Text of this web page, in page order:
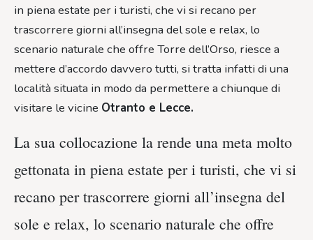
in piena estate per i turisti, che vi si recano per
trascorrere giorni all’insegna del sole e relax, lo
scenario naturale che offre Torre dell’Orso, riesce a
mettere d’accordo davvero tutti, si tratta infatti di una
località situata in modo da permettere a chiunque di
visitare le vicine Otranto e Lecce.
La sua collocazione la rende una meta molto
gettonata in piena estate per i turisti, che vi si
recano per trascorrere giorni all’insegna del
sole e relax, lo scenario naturale che offre